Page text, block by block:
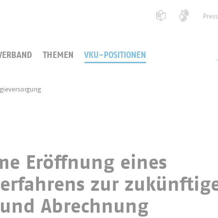
THEMEN VKU-POSITIONEN
Eröffnung eines
zur
Abrechnung